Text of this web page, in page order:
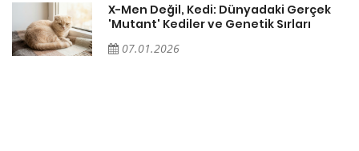
X-Men Değil, Kedi: Dünyadaki Gerçek
'Mutant' Kediler ve Genetik Sırları
07.01.2026